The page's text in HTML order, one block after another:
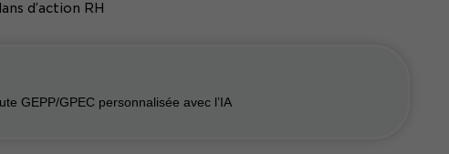
d’action RH
GEPP/GPEC personnalisée avec l’IA